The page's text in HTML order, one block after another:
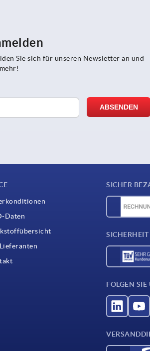
Sie sich für unseren Newsletter an und
Daten
SICHER
FOLGEN SIE